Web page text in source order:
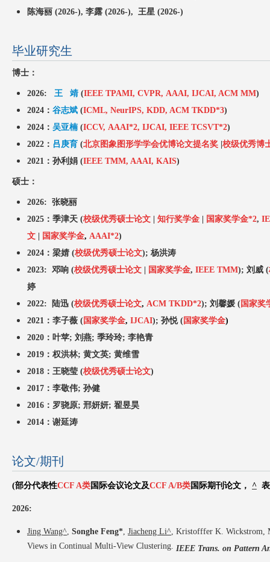
陈海丽 (2026-), 李露 (2026-), 王星 (2026-)
毕业研究生
博士：
2026: 王 靖 (IEEE TPAMI, CVPR, AAAI, IJCAI, ACM MM)
2024： 谷志斌 (ICML, NeurIPS, KDD, ACM TKDD*3)
2024： 吴亚楠 (ICCV, AAAI*2, IJCAI, IEEE TCSVT*2)
2022： 吕庚育 (北京图象图形学学会优博论文提名奖 校级优秀博
2021：孙利娟 (IEEE TMM, AAAI, KAIS)
硕士：
2026: 张晓丽
2025：季津天 (校级优秀硕士论文 知行奖学金 国家奖学金*2,
文
国家奖学金, AAAI*2)
2024：梁婧 (校级优秀硕士论文); 杨洪涛
2023: 邓响 (校级优秀硕士论文 国家奖学金, IEEE TMM); 刘威 (
婷
2022:
陆迅 (校级优秀硕士论文, ACM TKDD*2); 刘馨媛 (国家奖
2021：李子薇 (国家奖学金, IJCAI); 孙悦 (国家奖学金)
2020： 叶苹; 刘燕; 季玲玲; 李艳青
2019： 权洪林; 黄文英; 黄维雪
2018：王晓莹 (校级优秀硕士论文)
2017：李敬伟; 孙健
2016：罗骁原; 邢妍妍; 翟昱昊
2014： 谢延涛
论文/期刊
(部分代表性CCF A类国际会议论文及CCF A/B类国际期刊论文， ^
2026:
Jing Wang^, Songhe Feng*, Jiacheng Li^, Kristofffer K. Wickstrom,
Views in Continual Multi-View Clustering. IEEE Trans. on Pattern